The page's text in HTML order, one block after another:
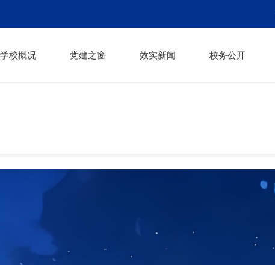
学校概况 党建之窗 效实新闻 校务公开